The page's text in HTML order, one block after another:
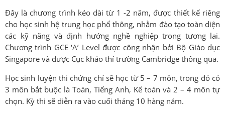
Đây là chương trình kéo dài từ 1 -2 năm, được thiết kế riêng
cho học sinh hệ trung học phổ thông, nhằm đào tạo toàn diện
các kỹ năng và định hướng nghề nghiệp trong tương lai.
Chương trình GCE ‘A’ Level được công nhận bởi Bộ Giáo dục
Singapore và được Cục khảo thí trường Cambridge thông qua.
Học sinh luyện thi chứng chỉ sẽ học từ 5 – 7 môn, trong đó có
3 môn bắt buộc là Toán, Tiếng Anh, Kế toán và 2 – 4 môn tự
chọn. Kỳ thi sẽ diễn ra vào cuối tháng 10 hàng năm.